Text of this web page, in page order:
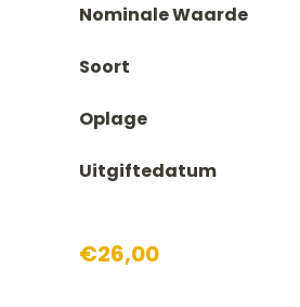
Nominale Waarde
Soort
Oplage
Uitgiftedatum
€26,00